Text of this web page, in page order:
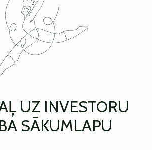
UZ INVESTORU
SĀKUMLAPU